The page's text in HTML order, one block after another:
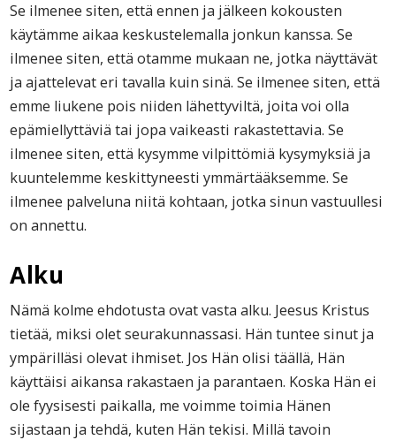
Se ilmenee siten, että ennen ja jälkeen kokousten
käytämme aikaa keskustelemalla jonkun kanssa. Se
ilmenee siten, että otamme mukaan ne, jotka näyttävät
ja ajattelevat eri tavalla kuin sinä. Se ilmenee siten, että
emme liukene pois niiden lähettyviltä, joita voi olla
epämiellyttäviä tai jopa vaikeasti rakastettavia. Se
ilmenee siten, että kysymme vilpittömiä kysymyksiä ja
kuuntelemme keskittyneesti ymmärtääksemme. Se
ilmenee palveluna niitä kohtaan, jotka sinun vastuullesi
on annettu.
Alku
Nämä kolme ehdotusta ovat vasta alku. Jeesus Kristus
tietää, miksi olet seurakunnassasi. Hän tuntee sinut ja
ympärilläsi olevat ihmiset. Jos Hän olisi täällä, Hän
käyttäisi aikansa rakastaen ja parantaen. Koska Hän ei
ole fyysisesti paikalla, me voimme toimia Hänen
sijastaan ja tehdä, kuten Hän tekisi. Millä tavoin